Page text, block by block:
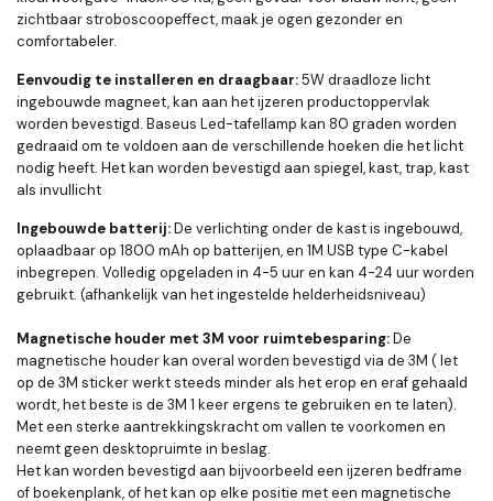
zichtbaar stroboscoopeffect, maak je ogen gezonder en
comfortabeler.
Eenvoudig te installeren en draagbaar:5W draadloze licht
ingebouwde magneet, kan aan het ijzeren productoppervlak
worden bevestigd. Baseus Led-tafellamp kan 80 graden worden
gedraaid om te voldoen aan de verschillende hoeken die het licht
nodig heeft. Het kan worden bevestigd aan spiegel, kast, trap, kast
als invullicht
Ingebouwde batterij:De verlichting onder de kast is ingebouwd,
oplaadbaar op 1800 mAh op batterijen, en 1M USB type C-kabel
inbegrepen. Volledig opgeladen in 4-5 uur en kan 4-24 uur worden
gebruikt. (afhankelijk van het ingestelde helderheidsniveau)
Magnetische houder met 3M voor ruimtebesparing:De
magnetische houder kan overal worden bevestigd via de 3M ( let
op de 3M sticker werkt steeds minder als het erop en eraf gehaald
wordt, het beste is de 3M 1 keer ergens te gebruiken en te laten).
Met een sterke aantrekkingskracht om vallen te voorkomen en
neemt geen desktopruimte in beslag.
Het kan worden bevestigd aan bijvoorbeeld een ijzeren bedframe
of boekenplank, of het kan op elke positie met een magnetische